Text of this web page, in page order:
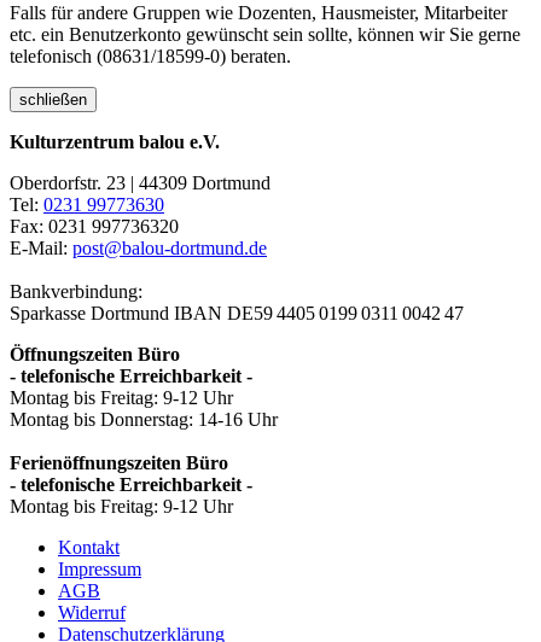
Falls für andere Gruppen wie Dozenten, Hausmeister, Mitarbeiter
etc. ein Benutzerkonto gewünscht sein sollte, können wir Sie gerne
telefonisch (08631/18599-0) beraten.
schließen
Kulturzentrum balou e.V.
Oberdorfstr. 23 | 44309 Dortmund
Tel: 0231 99773630
Fax: 0231 997736320
E-Mail: post@balou-dortmund.de
Bankverbindung:
Sparkasse Dortmund IBAN DE59 4405 0199 0311 0042 47
Öffnungszeiten Büro
- telefonische Erreichbarkeit -
Montag bis Freitag: 9-12 Uhr
Montag bis Donnerstag: 14-16 Uhr
Ferienöffnungszeiten Büro
- telefonische Erreichbarkeit -
Montag bis Freitag: 9-12 Uhr
Kontakt
Impressum
AGB
Widerruf
Datenschutzerklärung